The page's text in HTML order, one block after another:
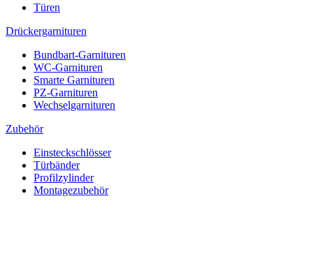
Türen
Drückergarnituren
Bundbart-Garnituren
WC-Garnituren
Smarte Garnituren
PZ-Garnituren
Wechselgarnituren
Zubehör
Einsteckschlösser
Türbänder
Profilzylinder
Montagezubehör